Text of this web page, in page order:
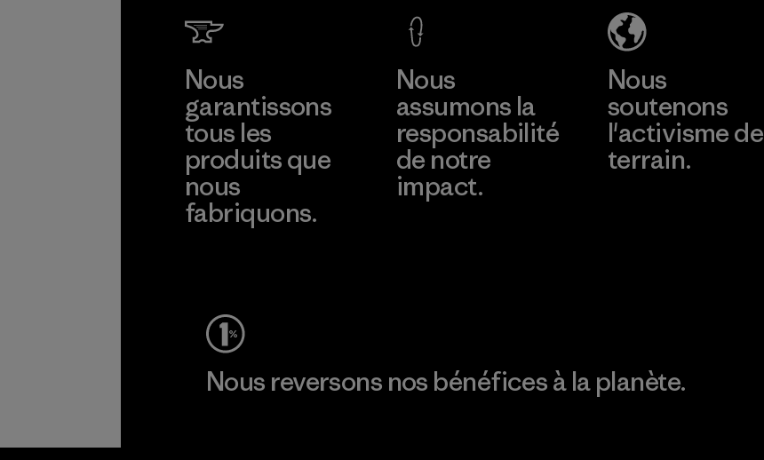
En savoir plus
Nous
garantissons
tous les
produits que
nous
fabriquons.
Nous
assumons la
responsabilité
de notre
impact.
Nous
soutenons
l'activisme de
terrain.
Nous reversons nos bénéfices à la planète.